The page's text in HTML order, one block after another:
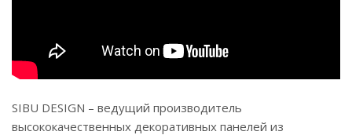
SIBU DESIGN – ведущий производитель
высококачественных декоративных панелей из